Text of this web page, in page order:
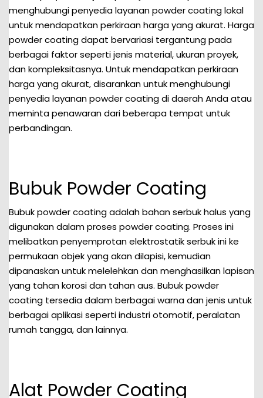
menghubungi penyedia layanan powder coating lokal
untuk mendapatkan perkiraan harga yang akurat. Harga
powder coating dapat bervariasi tergantung pada
berbagai faktor seperti jenis material, ukuran proyek,
dan kompleksitasnya. Untuk mendapatkan perkiraan
harga yang akurat, disarankan untuk menghubungi
penyedia layanan powder coating di daerah Anda atau
meminta penawaran dari beberapa tempat untuk
perbandingan.
Bubuk Powder Coating
Bubuk powder coating adalah bahan serbuk halus yang
digunakan dalam proses powder coating. Proses ini
melibatkan penyemprotan elektrostatik serbuk ini ke
permukaan objek yang akan dilapisi, kemudian
dipanaskan untuk melelehkan dan menghasilkan lapisan
yang tahan korosi dan tahan aus. Bubuk powder
coating tersedia dalam berbagai warna dan jenis untuk
berbagai aplikasi seperti industri otomotif, peralatan
rumah tangga, dan lainnya.
Alat Powder Coating